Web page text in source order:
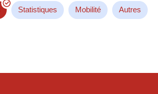
Statistiques Mobilité Autres